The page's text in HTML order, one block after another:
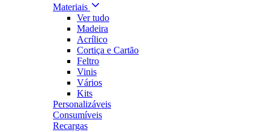
Materiais
Ver tudo
Madeira
Acrílico
Cortiça e Cartão
Feltro
Vinis
Vários
Kits
Personalizáveis
Consumíveis
Recargas